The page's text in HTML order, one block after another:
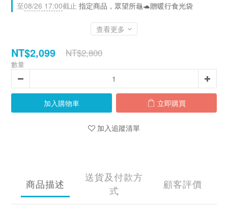
至08/26 17:00截止 指定商品，眾望所龜🐢贈暖行食光袋
查看更多
NT$2,099 NT$2,800
數量
加入購物車 立即購買
加入追蹤清單
商品描述
送貨及付款方
式
顧客評價